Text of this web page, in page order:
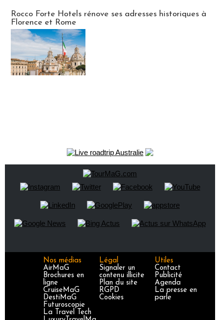
Rocco Forte Hotels rénove ses adresses historiques à
Florence et Rome
Nos médias
AirMaG
Brochures en
ligne
CruiseMaG
DestiMaG
Futuroscopie
La Travel Tech
Légal
Signaler un
contenu illicite
Plan du site
RGPD
Cookies
Utiles
Contact
Publicité
Agenda
La presse en
parle